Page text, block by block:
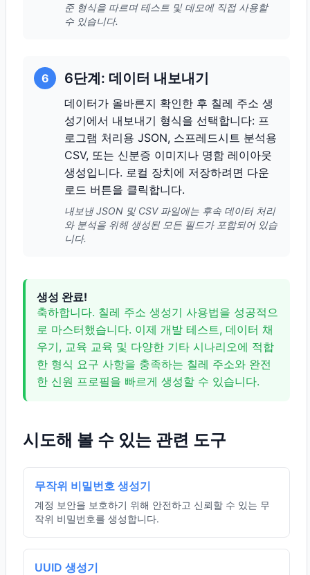
준 형식을 따르며 테스트 및 데모에 직접 사용할
수 있습니다.
6 6단계: 데이터 내보내기
데이터가 올바른지 확인한 후 칠레 주소 생
성기에서 내보내기 형식을 선택합니다: 프
로그램 처리용 JSON, 스프레드시트 분석용
CSV, 또는 신분증 이미지나 명함 레이아웃
생성입니다. 로컬 장치에 저장하려면 다운
로드 버튼을 클릭합니다.
내보낸 JSON 및 CSV 파일에는 후속 데이터 처리
와 분석을 위해 생성된 모든 필드가 포함되어 있습
니다.
생성 완료!
축하합니다. 칠레 주소 생성기 사용법을 성공적으
로 마스터했습니다. 이제 개발 테스트, 데이터 채
우기, 교육 교육 및 다양한 기타 시나리오에 적합
한 형식 요구 사항을 충족하는 칠레 주소와 완전
한 신원 프로필을 빠르게 생성할 수 있습니다.
시도해 볼 수 있는 관련 도구
무작위 비밀번호 생성기
계정 보안을 보호하기 위해 안전하고 신뢰할 수 있는 무
작위 비밀번호를 생성합니다.
UUID 생성기